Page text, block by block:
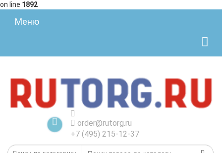
on line 1892
Меню
order@rutorg.ru
+7 (495) 215-12-37